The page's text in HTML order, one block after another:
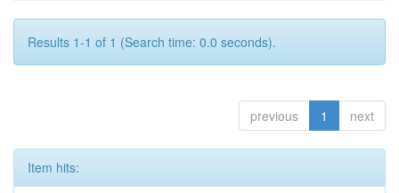
Results 1-1 of 1 (Search time: 0.0 seconds).
previous 1 next
Item hits: